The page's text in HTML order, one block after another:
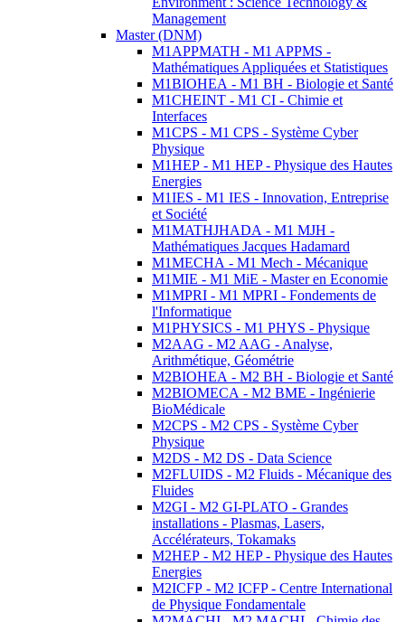
Management
Master (DNM)
M1APPMATH - M1 APPMS -
Mathématiques Appliquées et Statistiques
M1BIOHEA - M1 BH - Biologie et Santé
M1CHEINT - M1 CI - Chimie et
Interfaces
M1CPS - M1 CPS - Système Cyber
Physique
M1HEP - M1 HEP - Physique des Hautes
Energies
M1IES - M1 IES - Innovation, Entreprise
et Société
M1MATHJHADA - M1 MJH -
Mathématiques Jacques Hadamard
M1MECHA - M1 Mech - Mécanique
M1MIE - M1 MiE - Master en Economie
M1MPRI - M1 MPRI - Fondements de
l'Informatique
M1PHYSICS - M1 PHYS - Physique
M2AAG - M2 AAG - Analyse,
Arithmétique, Géométrie
M2BIOHEA - M2 BH - Biologie et Santé
M2BIOMECA - M2 BME - Ingénierie
BioMédicale
M2CPS - M2 CPS - Système Cyber
Physique
M2DS - M2 DS - Data Science
M2FLUIDS - M2 Fluids - Mécanique des
Fluides
M2GI - M2 GI-PLATO - Grandes
installations - Plasmas, Lasers,
Accélérateurs, Tokamaks
M2HEP - M2 HEP - Physique des Hautes
Energies
M2ICFP - M2 ICFP - Centre International
de Physique Fondamentale